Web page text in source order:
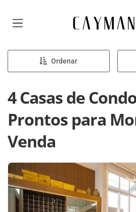
Página inicial
Ordenar
4 Casas de
Prontos para
Venda